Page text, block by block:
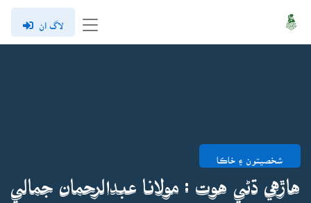
لاگ ان
شخصيتون ۽ خاڪا
هاڙهي ڌڻي هوت : مولانا عبدالرحمان جمالي